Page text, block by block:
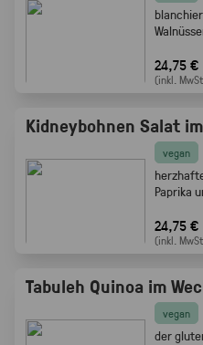
24,75 €
(inkl.
Kidneybohnen Salat
vegan
Paprika
24,75 €
(inkl.
Tabuleh Quinoa im
vegan
der